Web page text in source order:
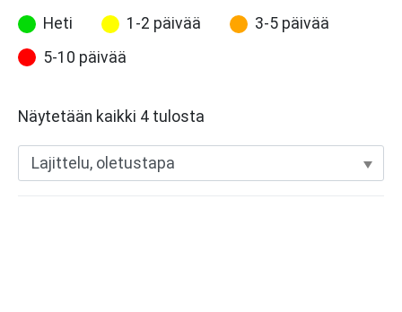
Heti 1-2 päivää
3-5 päivää
5-10 päivää
Näytetään kaikki 4 tulosta